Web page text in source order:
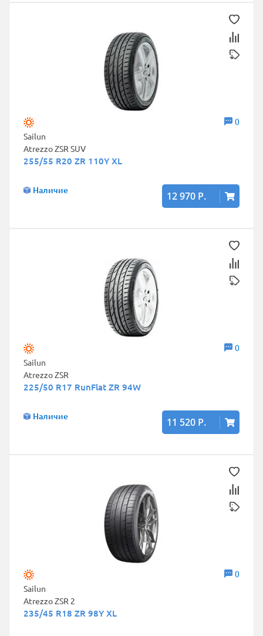
0
Sailun
Atrezzo ZSR SUV
255/55 R20 ZR 110Y XL
Наличие 12 970 Р.
0
Sailun
Atrezzo ZSR
225/50 R17 RunFlat ZR 94W
Наличие 11 520 Р.
0
Sailun
Atrezzo ZSR 2
235/45 R18 ZR 98Y XL